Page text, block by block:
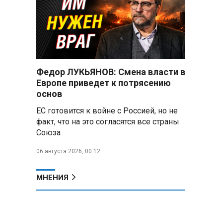
Федор ЛУКЬЯНОВ: Смена власти в
Европе приведет к потрясению
основ
ЕС готовится к войне с Россией, но не
факт, что на это согласятся все страны
Союза
06 августа 2026, 00:12
МНЕНИЯ